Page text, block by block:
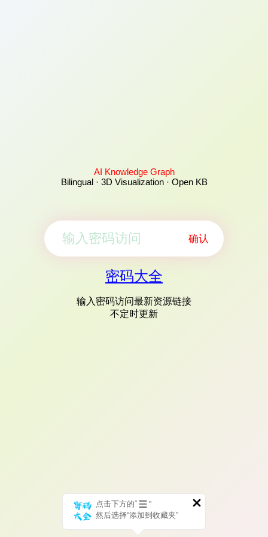
AI Knowledge Graph
Bilingual · 3D Visualization · Open KB
确认
密码大全
输入密码访问最新资源链接
不定时更新
点击下方的“
”
然后选择“添加到收藏夹”